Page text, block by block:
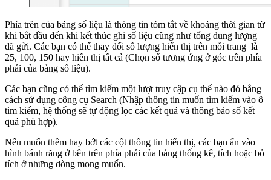
Phía trên của bảng số liệu là thông tin tóm tắt về khoảng thời gian từ
khi bắt đầu đến khi kết thúc ghi số liệu cũng như tổng dung lượng
đã gửi. Các bạn có thể thay đổi số lượng hiển thị trên mỗi trang là
25, 100, 150 hay hiển thị tất cả (Chọn số tương ứng ở góc trên phía
phải của bảng số liệu).
Các bạn cũng có thể tìm kiếm một lượt truy cập cụ thể nào đó bằng
cách sử dụng công cụ Search (Nhập thông tin muốn tìm kiếm vào ô
tìm kiếm, hệ thống sẽ tự động lọc các kết quả và thông báo số kết
quả phù hợp).
Nếu muốn thêm hay bớt các cột thông tin hiển thị, các bạn ấn vào
hình bánh răng ở bên trên phía phải của bảng thống kê, tích hoặc bỏ
tích ở những dòng mong muốn.